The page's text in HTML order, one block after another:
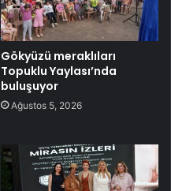
Gökyüzü meraklıları
Topuklu Yaylası’nda
buluşuyor
Ağustos 5, 2026